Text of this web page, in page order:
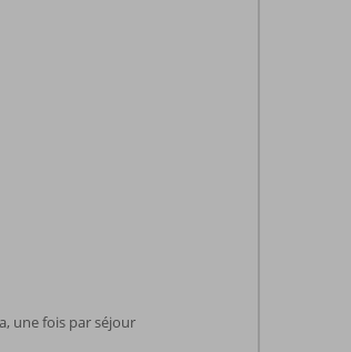
une fois par séjour